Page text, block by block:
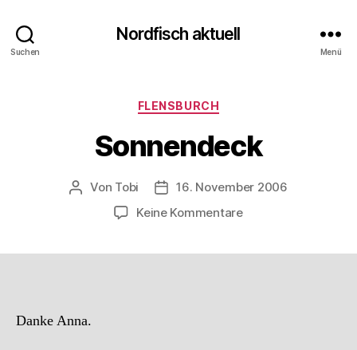
Suchen
Nordfisch aktuell
Menü
Kategorien
FLENSBURCH
Sonnendeck
Beitragsautor
Von Tobi Beitragsdatum
16. November 2006
Keine Kommentarezu
Danke Anna.